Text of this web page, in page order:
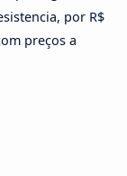
por R$
preços a